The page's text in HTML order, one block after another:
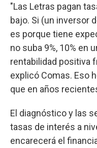
"Las Letras pagan
bajo. Si (un inversor
es porque tiene
no suba 9%, 10% en
rentabilidad positiva
explicó Comas. Eso
que en años
El diagnóstico y las
tasas de interés a
encarecerá el